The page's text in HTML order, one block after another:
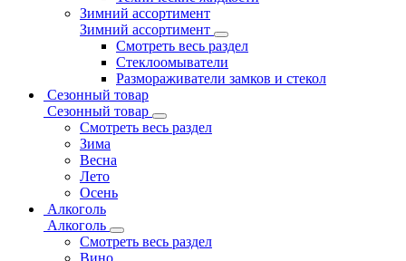
Зимний ассортимент
Зимний ассортимент
Смотреть весь раздел
Стеклоомыватели
Размораживатели замков и стекол
Сезонный товар
Сезонный товар
Смотреть весь раздел
Зима
Весна
Лето
Осень
Алкоголь
Алкоголь
Смотреть весь раздел
Вино